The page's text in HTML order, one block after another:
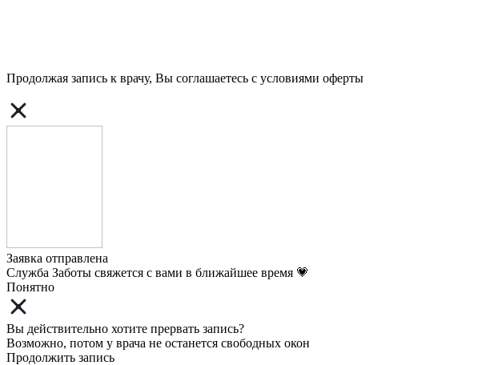
Продолжая запись к врачу, Вы соглашаетесь с условиями оферты
Заявка отправлена
Служба Заботы свяжется с вами в ближайшее время 💗
Понятно
Вы действительно хотите прервать запись?
Возможно, потом у врача не останется свободных окон
Продолжить запись